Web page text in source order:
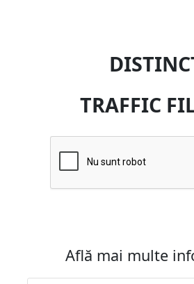
TRAFFIC
Află mai multe